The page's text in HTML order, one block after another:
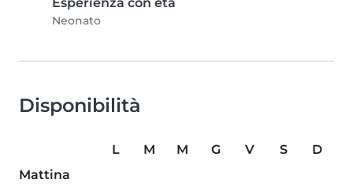
Neonato
Disponibilità
L M M G V S
D
Mattina